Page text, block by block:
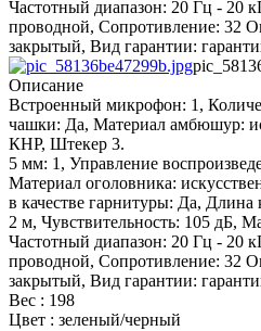
Частотный диапазон: 20 Гц - 20
проводной, Сопротивление: 32
закрытый, Вид гарантии:
Описание
Встроенный микрофон: 1,
чашки: Да, Материал амбюшур:
КНР, Штекер 3.
5 мм: 1, Управление
Материал оголовника:
в качестве гарнитуры: Да, Длина
2 м, Чувствительность: 105 дБ,
Частотный диапазон: 20 Гц - 20
проводной, Сопротивление: 32
закрытый, Вид гарантии:
Вес : 198
Цвет : зеленый/черный